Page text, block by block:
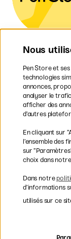
Nous
Pen Store et
technologies
annonces,
analyser le
afficher des
d’autres
En cliquant sur
l’ensemble des
sur
choix dans
Dans notre
d’informations
utilisés sur ce